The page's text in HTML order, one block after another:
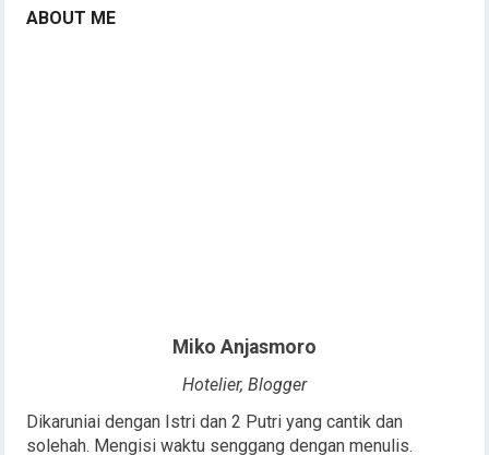
ABOUT ME
Miko Anjasmoro
Hotelier, Blogger
Dikaruniai dengan Istri dan 2 Putri yang cantik dan
solehah. Mengisi waktu senggang dengan menulis.